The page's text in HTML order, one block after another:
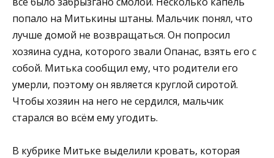
попало на Митькины штаны. Мальчик понял, что
лучше домой не возвращаться. Он попросил
хозяина судна, которого звали Опанас, взять его с
собой. Митька сообщил ему, что родители его
умерли, поэтому он является круглой сиротой.
Чтобы хозяин на него не сердился, мальчик
старался во всём ему угодить.
В кубрике Митьке выделили кровать, которая